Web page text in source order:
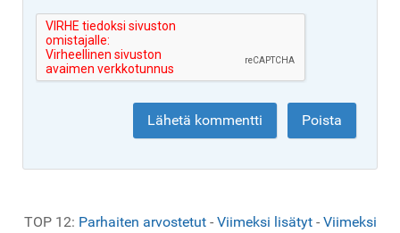
TOP 12: Parhaiten arvostetut- Viimeksi lisätyt- Viimeksi